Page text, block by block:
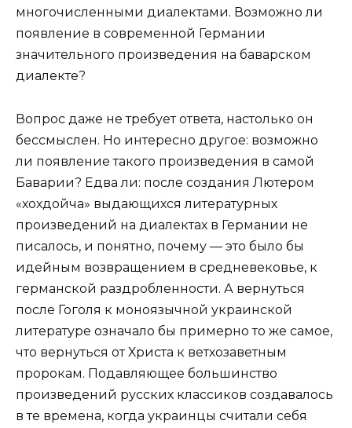
многочисленными диалектами. Возможно ли
появление в современной Германии
значительного произведения на баварском
диалекте?
Вопрос даже не требует ответа, настолько он
бессмыслен. Но интересно другое: возможно
ли появление такого произведения в самой
Баварии? Едва ли: после создания Лютером
«хохдойча» выдающихся литературных
произведений на диалектах в Германии не
писалось, и понятно, почему — это было бы
идейным возвращением в средневековье, к
германской раздробленности. А вернуться
после Гоголя к моноязычной украинской
литературе означало бы примерно то же самое,
что вернуться от Христа к ветхозаветным
пророкам. Подавляющее большинство
произведений русских классиков создавалось
в те времена, когда украинцы считали себя